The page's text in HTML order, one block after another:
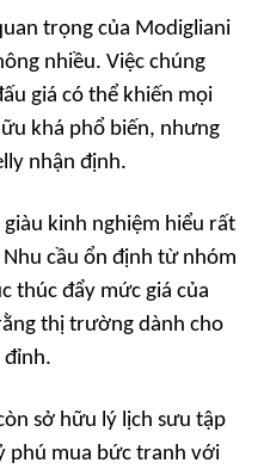
trọng của Modigliani
nhiều. Việc chúng
giá có thể khiến mọi
khá phổ biến, nhưng
nhận định.
giàu kinh nghiệm hiểu rất
cầu ổn định từ nhóm
thúc đẩy mức giá của
thị trường dành cho
đỉnh.
sở hữu lý lịch sưu tập
phú mua bức tranh với